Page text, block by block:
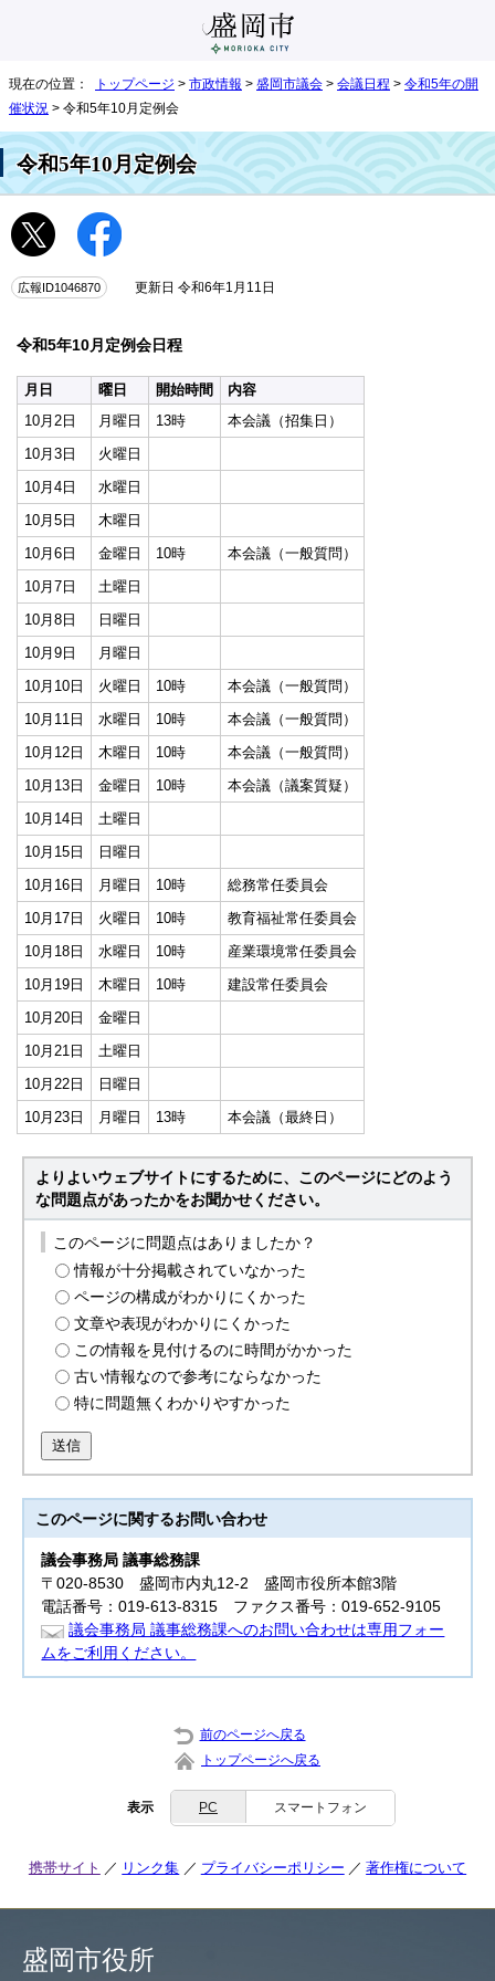
現在の位置： トップページ > 市政情報 > 盛岡市議会 > 会議日程 > 令和5年の開
催状況 > 令和5年10月定例会
令和5年10月定例会
広報ID1046870 更新日 令和6年1月11日
令和5年10月定例会日程
月日 曜日 開始時間
内容
10月2日
月曜日 13時
本会議（招集日）
10月3日
火曜日
10月4日
水曜日
10月5日
木曜日
10月6日
金曜日 10時
本会議（一般質問）
10月7日
土曜日
10月8日
日曜日
10月9日
月曜日
10月10日
火曜日 10時
本会議（一般質問）
10月11日
水曜日 10時
本会議（一般質問）
10月12日
木曜日 10時
本会議（一般質問）
10月13日
金曜日 10時
本会議（議案質疑）
10月14日
土曜日
10月15日
日曜日
10月16日
月曜日 10時
総務常任委員会
10月17日
火曜日 10時
教育福祉常任委員会
10月18日
水曜日 10時
産業環境常任委員会
10月19日
木曜日 10時
建設常任委員会
10月20日
金曜日
10月21日
土曜日
10月22日
日曜日
10月23日
月曜日 13時 本会議（最終日）
よりよいウェブサイトにするために、このページにどのよう
な問題点があったかをお聞かせください。
このページに問題点はありましたか？
情報が十分掲載されていなかった
ページの構成がわかりにくかった
文章や表現がわかりにくかった
この情報を見付けるのに時間がかかった
古い情報なので参考にならなかった
特に問題無くわかりやすかった
送信
このページに関するお問い合わせ
議会事務局 議事総務課
〒020-8530 盛岡市内丸12-2 盛岡市役所本館3階
電話番号：019-613-8315 ファクス番号：019-652-9105
議会事務局 議事総務課へのお問い合わせは専用フォー
ムをご利用ください。
前のページへ戻る
トップページへ戻る
表示 PC スマートフォン
携帯サイト リンク集 プライバシーポリシー 著作権について
盛岡市役所